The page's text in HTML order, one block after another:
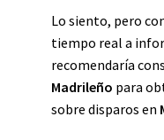
Lo siento, pero
tiempo real a
recomendaría
Madrileño para
sobre disparos en